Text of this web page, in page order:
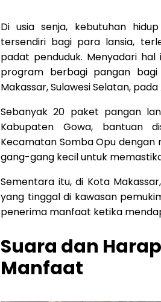
Di usia senja, kebutuhan
tersendiri bagi para lansia,
padat penduduk. Menyadari
program berbagi pangan
Makassar, Sulawesi Selatan,
Sebanyak 20 paket pangan
Kabupaten Gowa, bantuan
Kecamatan Somba Opu
gang-gang kecil untuk
Sementara itu, di Kota
yang tinggal di kawasan
penerima manfaat ketika
Suara dan
Manfaat